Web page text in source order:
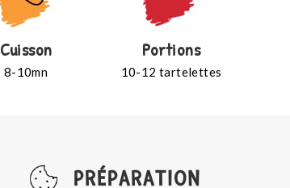
Cuisson
8-10mn
Portions
10-12 tartelettes
PRÉPARATION